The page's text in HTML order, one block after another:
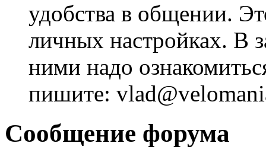
удобства в общении.
личных настройках. В
ними надо
пишите:
Сообщение форума